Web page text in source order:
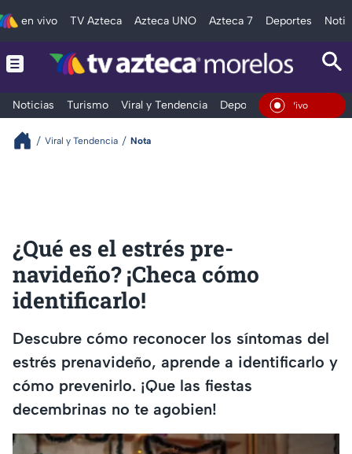
en vivo TV Azteca Azteca UNO Azteca 7 Deportes
Noticias Turismo Viral y Tendencia Deportes Espectáculos
En Vivo
Viral y Tendencia Nota
¿Qué es el estrés pre-
navideño? ¡Checa cómo
identificarlo!
Descubre cómo reconocer los síntomas del
estrés prenavideño, aprende a identificarlo y
cómo prevenirlo. ¡Que las fiestas
decembrinas no te agobien!